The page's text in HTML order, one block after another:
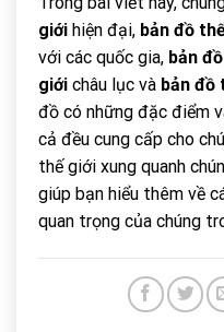
giới hiện đại, bản đồ
với các quốc gia, bản
giới châu lục và bản đồ
đồ có những đặc điểm
cả đều cung cấp cho
thế giới xung quanh
giúp bạn hiểu thêm về
quan trọng của chúng